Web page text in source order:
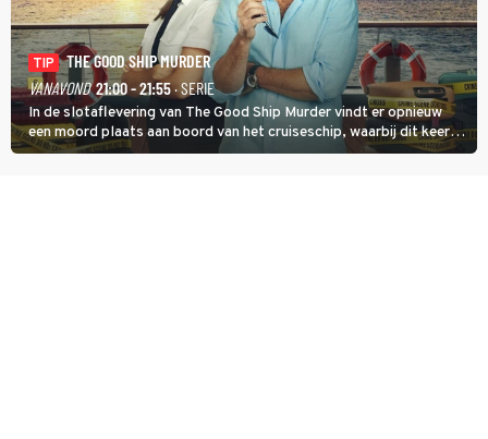
TIP
THE GOOD SHIP MURDER
VANAVOND 21:00 - 21:55· SERIE
In de slotaflevering van The Good Ship Murder vindt er opnieuw
een moord plaats aan boord van het cruiseschip, waarbij dit keer
een bemanningslid het slachtoffer is en kapitein Marlowe de dader